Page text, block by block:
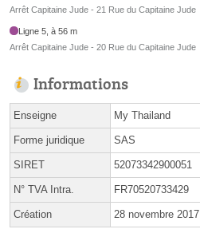
Arrêt Capitaine Jude - 21 Rue du Capitaine Jude
Ligne 5, à 56 m
Arrêt Capitaine Jude - 20 Rue du Capitaine Jude
Informations
Enseigne My Thailand
Forme juridique SAS
SIRET 52073342900051
N° TVA Intra. FR70520733429
Création 28 novembre 2017